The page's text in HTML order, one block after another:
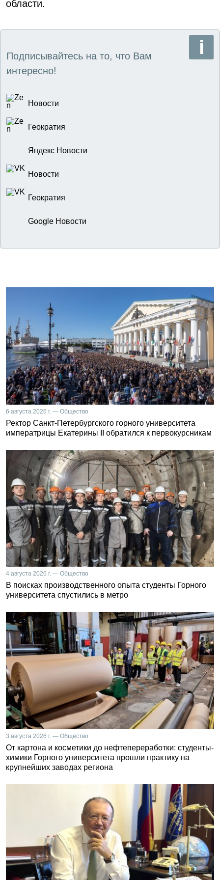
области.
Подписывайтесь на то, что Вам
интересно!
Новости
Геократия
Яндекс Новости
Новости
Геократия
Google Новости
6 августа 2026 г. — Общество
Ректор Санкт-Петербургского горного университета
императрицы Екатерины II обратился к первокурсникам
4 августа 2026 г. — Общество
В поисках производственного опыта студенты Горного
университета спустились в метро
3 августа 2026 г. — Общество
От картона и косметики до нефтепереработки: студенты-
химики Горного университета прошли практику на
крупнейших заводах региона